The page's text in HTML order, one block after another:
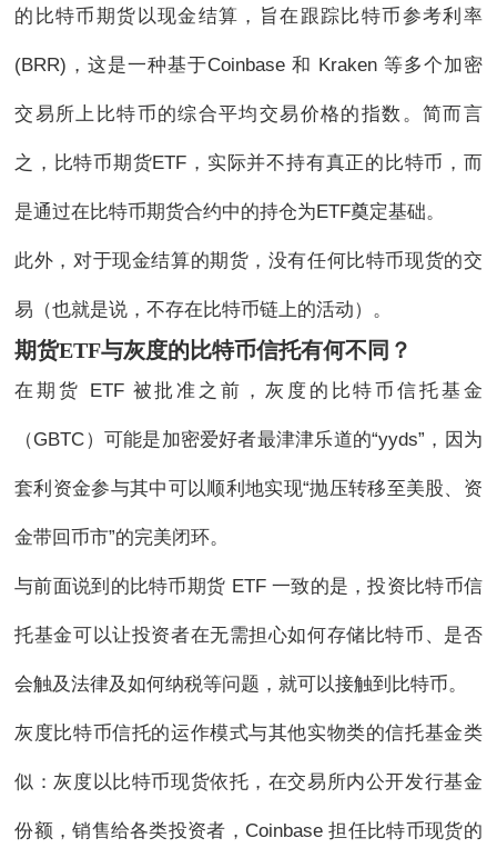
的比特币期货以现金结算，旨在跟踪比特币参考利率
(BRR)，这是一种基于Coinbase 和 Kraken 等多个加密
交易所上比特币的综合平均交易价格的指数。简而言
之，比特币期货ETF，实际并不持有真正的比特币，而
是通过在比特币期货合约中的持仓为ETF奠定基础。
此外，对于现金结算的期货，没有任何比特币现货的交
易（也就是说，不存在比特币链上的活动）。
期货ETF与灰度的比特币信托有何不同？
在期货 ETF 被批准之前，灰度的比特币信托基金
（GBTC）可能是加密爱好者最津津乐道的“yyds”，因为
套利资金参与其中可以顺利地实现“抛压转移至美股、资
金带回币市”的完美闭环。
与前面说到的比特币期货 ETF 一致的是，投资比特币信
托基金可以让投资者在无需担心如何存储比特币、是否
会触及法律及如何纳税等问题，就可以接触到比特币。
灰度比特币信托的运作模式与其他实物类的信托基金类
似：灰度以比特币现货依托，在交易所内公开发行基金
份额，销售给各类投资者，Coinbase 担任比特币现货的